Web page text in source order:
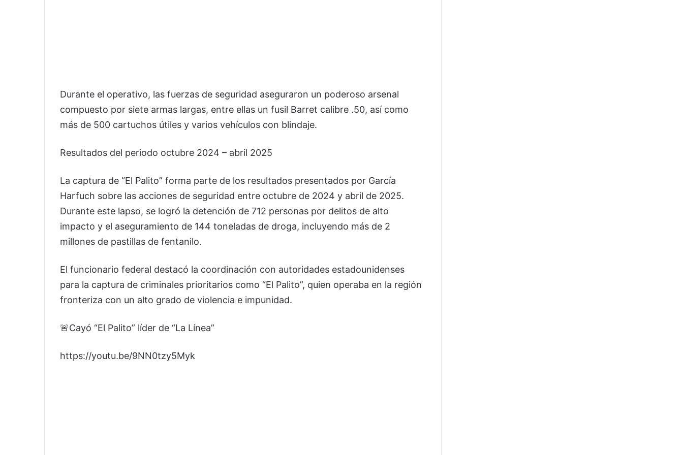
Durante el operativo, las fuerzas de seguridad aseguraron un poderoso arsenal
compuesto por siete armas largas, entre ellas un fusil Barret calibre .50, así como
más de 500 cartuchos útiles y varios vehículos con blindaje.
Resultados del periodo octubre 2024 – abril 2025
La captura de “El Palito” forma parte de los resultados presentados por García
Harfuch sobre las acciones de seguridad entre octubre de 2024 y abril de 2025.
Durante este lapso, se logró la detención de 712 personas por delitos de alto
impacto y el aseguramiento de 144 toneladas de droga, incluyendo más de 2
millones de pastillas de fentanilo.
El funcionario federal destacó la coordinación con autoridades estadounidenses
para la captura de criminales prioritarios como “El Palito”, quien operaba en la región
fronteriza con un alto grado de violencia e impunidad.
🚨Cayó “El Palito” líder de “La Línea”
https://youtu.be/9NN0tzy5Myk